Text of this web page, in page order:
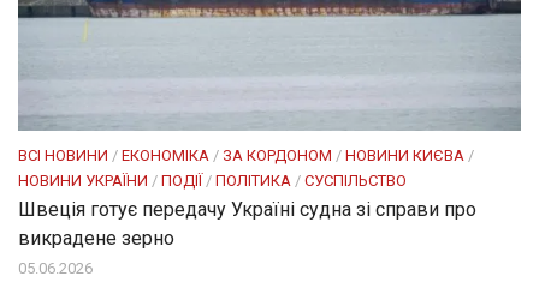
ВСІ НОВИНИ / ЕКОНОМІКА / ЗА КОРДОНОМ / НОВИНИ КИЄВА /
НОВИНИ УКРАЇНИ / ПОДІЇ / ПОЛІТИКА / СУСПІЛЬСТВО
Швеція готує передачу Україні судна зі справи про
викрадене зерно
05.06.2026